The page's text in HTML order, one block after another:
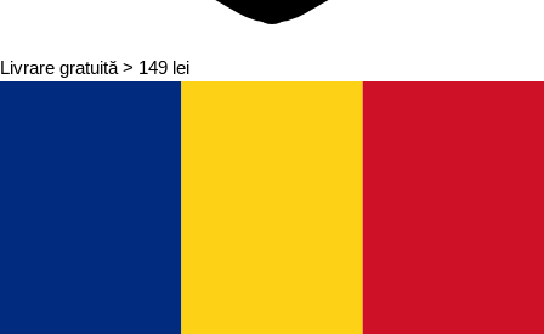
Livrare gratuită > 149 lei